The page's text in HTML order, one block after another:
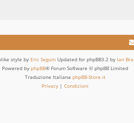
style by Eric Seguin Updated for phpBB3.2 by Ian
Powered by phpBB® Forum Software © phpBB Limited
Traduzione Italiana phpBB-Store.it
Privacy | Condizioni